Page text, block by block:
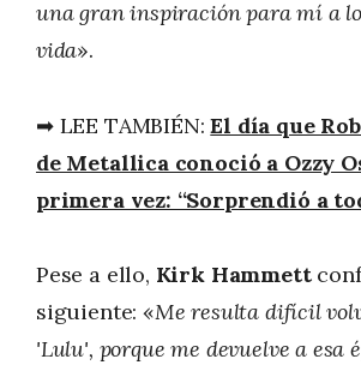
una gran inspiración para mí a
vida».
➡ LEE TAMBIÉN:El día que
de Metallica conoció a Ozzy
primera vez: “Sorprendió a
Pese a ello, Kirk Hammett
siguiente: «Me resulta difícil
'Lulu', porque me devuelve a esa